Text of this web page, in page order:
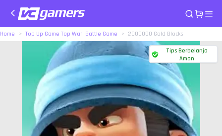
Home Top Up Game Top War: Battle Game 2000000 Gold Blocks
Tips Berbelanja
Aman